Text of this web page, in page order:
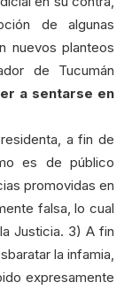
de algunas
nuevos planteos
de Tucumán
a sentarse en
a fin de
es de público
promovidas en
falsa, lo cual
Justicia. 3) A fin
la infamia,
expresamente